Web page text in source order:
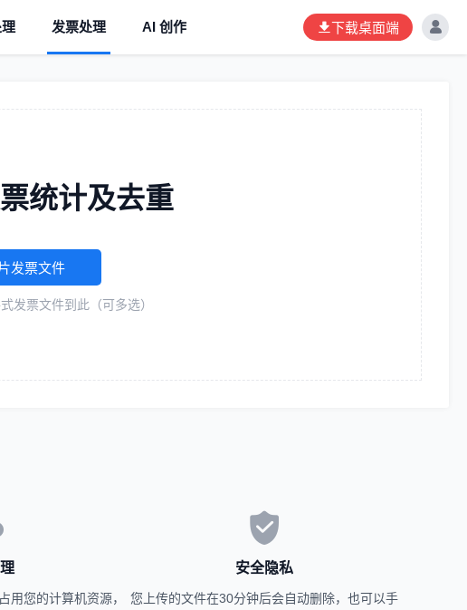
发票处理 AI 创作 下载桌面端
统计及去重
发票文件
发票文件到此（可多选）
用您的计算机资源，
安全隐私
您上传的文件在30分钟后会自动删除，也可以手